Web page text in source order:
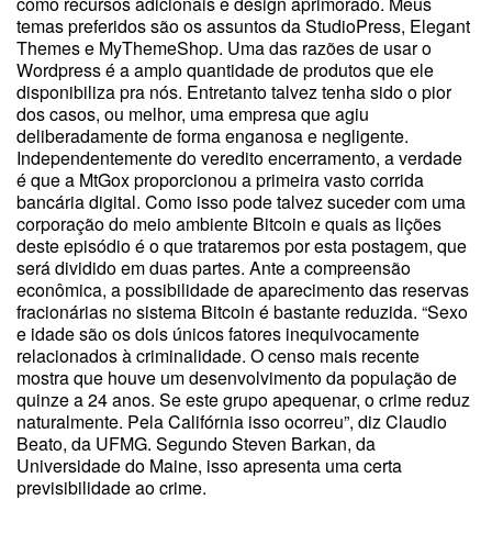
temas preferidos são os assuntos da StudioPress, Elegant
Themes e MyThemeShop. Uma das razões de usar o
Wordpress é a amplo quantidade de produtos que ele
disponibiliza pra nós. Entretanto talvez tenha sido o pior
dos casos, ou melhor, uma empresa que agiu
deliberadamente de forma enganosa e negligente.
Independentemente do veredito encerramento, a verdade
é que a MtGox proporcionou a primeira vasto corrida
bancária digital. Como isso pode talvez suceder com uma
corporação do meio ambiente Bitcoin e quais as lições
deste episódio é o que trataremos por esta postagem, que
será dividido em duas partes. Ante a compreensão
econômica, a possibilidade de aparecimento das reservas
fracionárias no sistema Bitcoin é bastante reduzida. “Sexo
e idade são os dois únicos fatores inequivocamente
relacionados à criminalidade. O censo mais recente
mostra que houve um desenvolvimento da população de
quinze a 24 anos. Se este grupo apequenar, o crime reduz
naturalmente. Pela Califórnia isso ocorreu”, diz Claudio
Beato, da UFMG. Segundo Steven Barkan, da
Universidade do Maine, isso apresenta uma certa
previsibilidade ao crime.